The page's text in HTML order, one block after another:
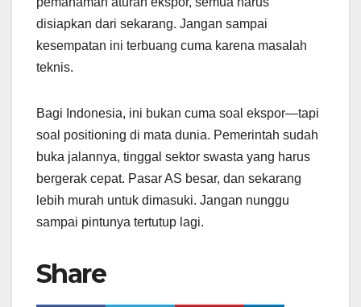
disiapkan dari sekarang. Jangan sampai
kesempatan ini terbuang cuma karena masalah
teknis.
Bagi Indonesia, ini bukan cuma soal ekspor—tapi
soal positioning di mata dunia. Pemerintah sudah
buka jalannya, tinggal sektor swasta yang harus
bergerak cepat. Pasar AS besar, dan sekarang
lebih murah untuk dimasuki. Jangan nunggu
sampai pintunya tertutup lagi.
Share